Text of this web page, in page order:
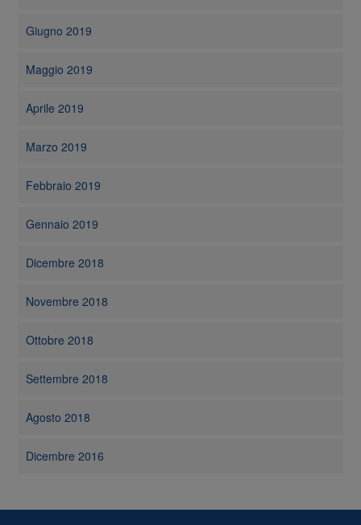
Giugno 2019
Maggio 2019
Aprile 2019
Marzo 2019
Febbraio 2019
Gennaio 2019
Dicembre 2018
Novembre 2018
Ottobre 2018
Settembre 2018
Agosto 2018
Dicembre 2016